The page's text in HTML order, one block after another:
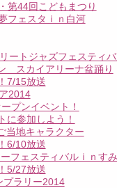
第44回こどもまつり
フェスタｉｎ白河
トジャズフェスティ
スカイアリーナ盆踊り
7/15放送
2014
プンイベント！
に参加しよう！
地キャラクター
6/10放送
フェスティバルｉｎす
5/27放送
ラリー2014